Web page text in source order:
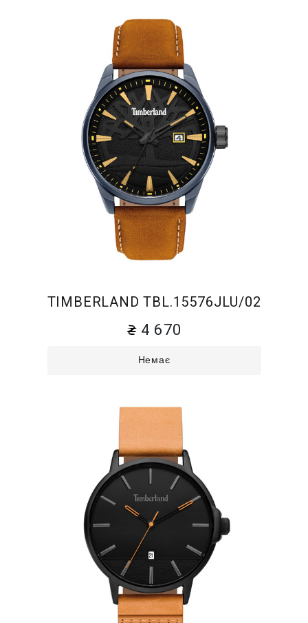
TIMBERLAND TBL.15576JLU/02
4 670
Немає